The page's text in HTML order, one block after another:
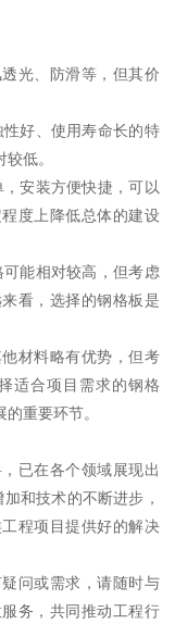
光、防滑等，但其价
好、使用寿命长的特
低。
安装方便快捷，可以
度上降低总体的建设
能相对较高，但考虑
看，选择的钢格板是
材料略有优势，但考
适合项目需求的钢格
重要环节。
已在各个领域展现出
和技术的不断进步，
程项目提供好的解决
问或需求，请随时与
务，共同推动工程行